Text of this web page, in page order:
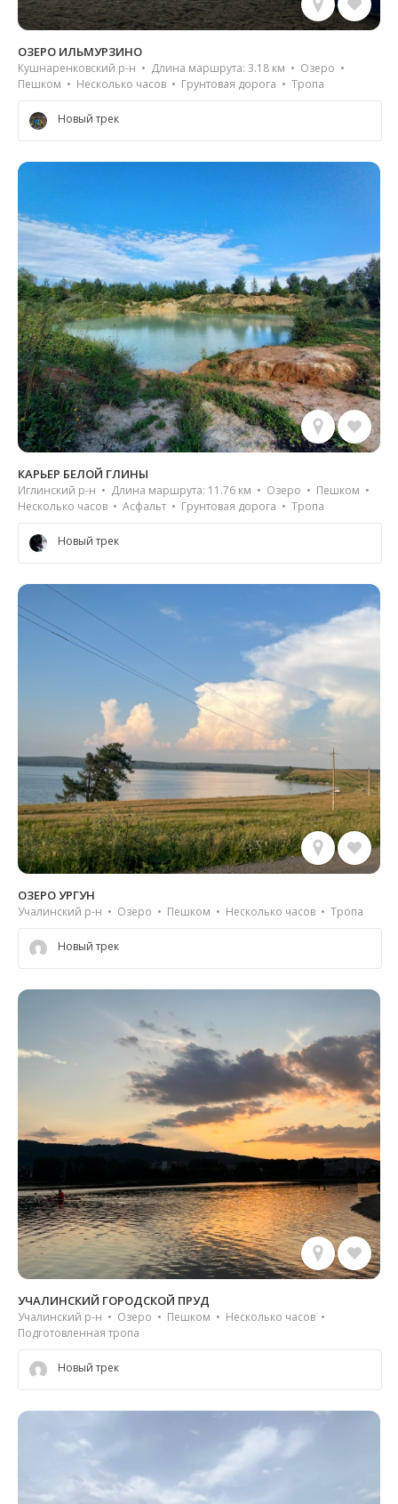
ОЗЕРО ИЛЬМУРЗИНО
Кушнаренковский р-н • Длина маршрута: 3.18 км • Озеро •
Пешком • Несколько часов • Грунтовая дорога • Тропа
Новый трек
КАРЬЕР БЕЛОЙ ГЛИНЫ
Иглинский р-н • Длина маршрута: 11.76 км • Озеро • Пешком •
Несколько часов • Асфальт • Грунтовая дорога • Тропа
Новый трек
ОЗЕРО УРГУН
Учалинский р-н • Озеро • Пешком • Несколько часов • Тропа
Новый трек
УЧАЛИНСКИЙ ГОРОДСКОЙ ПРУД
Учалинский р-н • Озеро • Пешком • Несколько часов •
Подготовленная тропа
Новый трек